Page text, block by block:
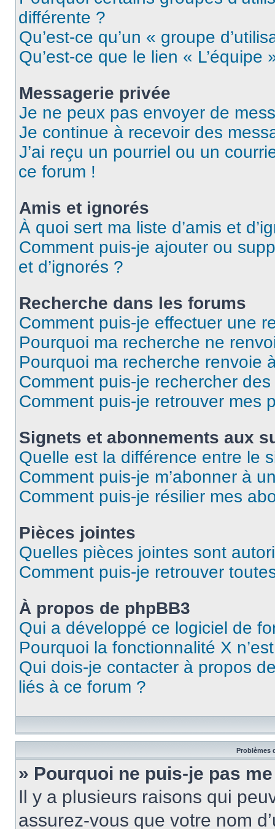
différente ?
Qu’est-ce qu’un « groupe
Qu’est-ce que le lien « L’équipe
Messagerie privée
Je ne peux pas envoyer de
Je continue à recevoir des
J’ai reçu un pourriel ou un
ce forum !
Amis et ignorés
À quoi sert ma liste d’amis et
Comment puis-je ajouter ou
et d’ignorés ?
Recherche dans les forums
Comment puis-je effectuer une
Pourquoi ma recherche ne
Pourquoi ma recherche renvoie
Comment puis-je rechercher
Comment puis-je retrouver mes
Signets et abonnements aux
Quelle est la différence entre le
Comment puis-je m’abonner à
Comment puis-je résilier mes
Pièces jointes
Quelles pièces jointes sont
Comment puis-je retrouver
À propos de phpBB3
Qui a développé ce logiciel de
Pourquoi la fonctionnalité X
Qui dois-je contacter à propos
liés à ce forum ?
Problèmes
» Pourquoi ne puis-je pas
Il y a plusieurs raisons qui
assurez-vous que votre nom